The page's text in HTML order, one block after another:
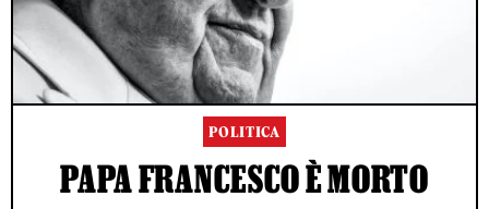
POLITICA
PAPA FRANCESCO È MORTO